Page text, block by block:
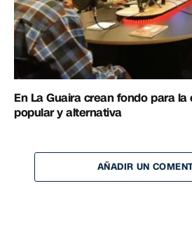
En La Guaira crean fondo para
popular y alternativa
AÑADIR UN